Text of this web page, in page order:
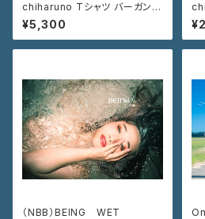
chiharuno Tシャツ バーガンデ
ィ ブラック
¥5,300
（NBB）BEING WET